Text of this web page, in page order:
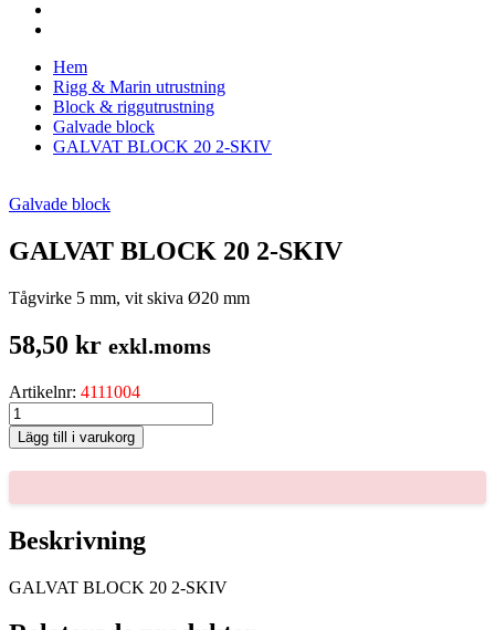
Hem
Rigg & Marin utrustning
Block & riggutrustning
Galvade block
GALVAT BLOCK 20 2-SKIV
Galvade block
GALVAT BLOCK 20 2-SKIV
Tågvirke 5 mm, vit skiva Ø20 mm
58,50 kr exkl.moms
Artikelnr: 4111004
GALVAT
BLOCK
20
2-
mängd
Lägg till i varukorg
Beskrivning
GALVAT BLOCK 20 2-SKIV